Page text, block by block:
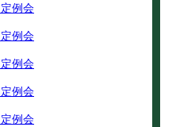
例会
例会
例会
例会
例会